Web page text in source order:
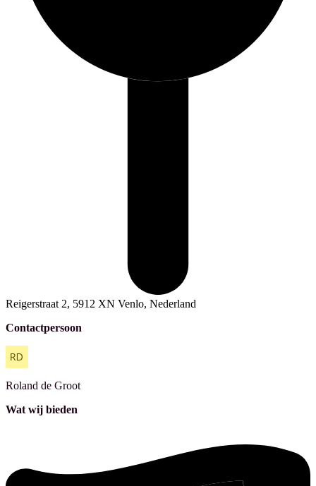
Reigerstraat 2, 5912 XN Venlo, Nederland
Contactpersoon
Roland de Groot
Wat wij bieden